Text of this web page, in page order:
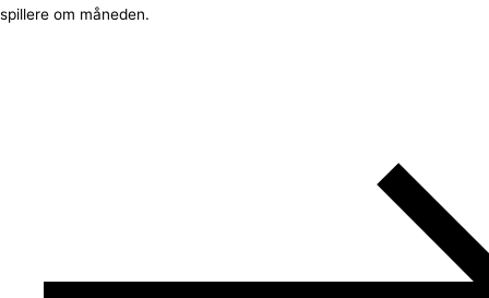
spillere om måneden.